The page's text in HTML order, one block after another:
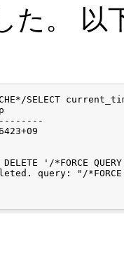
た。 以
SELECT
DELETE '/*FORCE
query: "/*FORCE